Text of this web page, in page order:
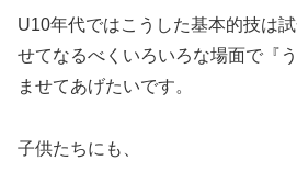
U10年代ではこうした基本的技は
せてなるべくいろいろな場面で『
ませてあげたいです。
子供たちにも、